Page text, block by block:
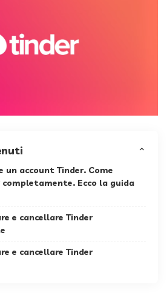
un account Tinder. Come
Ecco la guida
e cancellare Tinder
e cancellare Tinder